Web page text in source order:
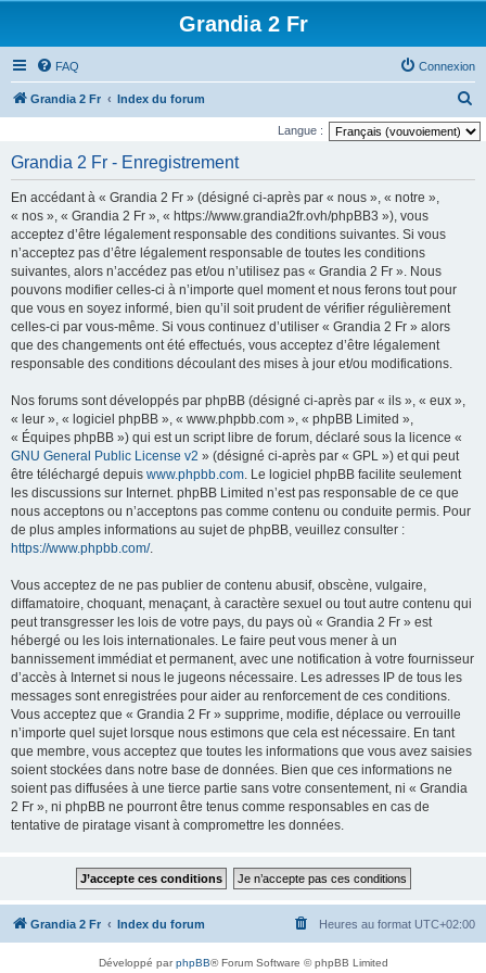
Grandia 2 Fr
FAQ Connexion
Grandia 2 Fr Index du forum
e
Langue :
Grandia 2 Fr - Enregistrement
En accédant à « Grandia 2 Fr » (désigné ci-après par « nous », « notre »,
« nos », « Grandia 2 Fr », « https://www.grandia2fr.ovh/phpBB3 »), vous
acceptez d’être légalement responsable des conditions suivantes. Si vous
n’acceptez pas d’être légalement responsable de toutes les conditions
suivantes, alors n’accédez pas et/ou n’utilisez pas « Grandia 2 Fr ». Nous
pouvons modifier celles-ci à n’importe quel moment et nous ferons tout pour
que vous en soyez informé, bien qu’il soit prudent de vérifier régulièrement
celles-ci par vous-même. Si vous continuez d’utiliser « Grandia 2 Fr » alors
que des changements ont été effectués, vous acceptez d’être légalement
responsable des conditions découlant des mises à jour et/ou modifications.
Nos forums sont développés par phpBB (désigné ci-après par « ils », « eux »,
« leur », « logiciel phpBB », « www.phpbb.com », « phpBB Limited »,
« Équipes phpBB ») qui est un script libre de forum, déclaré sous la licence «
GNU General Public License v2 » (désigné ci-après par « GPL ») et qui peut
être téléchargé depuis www.phpbb.com. Le logiciel phpBB facilite seulement
les discussions sur Internet. phpBB Limited n’est pas responsable de ce que
nous acceptons ou n’acceptons pas comme contenu ou conduite permis. Pour
de plus amples informations au sujet de phpBB, veuillez consulter :
https://www.phpbb.com/.
Vous acceptez de ne pas publier de contenu abusif, obscène, vulgaire,
diffamatoire, choquant, menaçant, à caractère sexuel ou tout autre contenu qui
peut transgresser les lois de votre pays, du pays où « Grandia 2 Fr » est
hébergé ou les lois internationales. Le faire peut vous mener à un
bannissement immédiat et permanent, avec une notification à votre fournisseur
d’accès à Internet si nous le jugeons nécessaire. Les adresses IP de tous les
messages sont enregistrées pour aider au renforcement de ces conditions.
Vous acceptez que « Grandia 2 Fr » supprime, modifie, déplace ou verrouille
n’importe quel sujet lorsque nous estimons que cela est nécessaire. En tant
que membre, vous acceptez que toutes les informations que vous avez saisies
soient stockées dans notre base de données. Bien que ces informations ne
soient pas diffusées à une tierce partie sans votre consentement, ni « Grandia
2 Fr », ni phpBB ne pourront être tenus comme responsables en cas de
tentative de piratage visant à compromettre les données.
Grandia 2 Fr Index du forum Heures au format UTC+02:00
Développé parphpBB® Forum Software © phpBB Limited